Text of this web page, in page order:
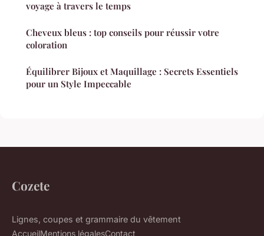
voyage à travers le temps
Cheveux bleus : top conseils pour réussir votre
coloration
Équilibrer Bijoux et Maquillage : Secrets Essentiels
pour un Style Impeccable
Cozete
Lignes, coupes et grammaire du vêtement
AccueilMentions légalesContact